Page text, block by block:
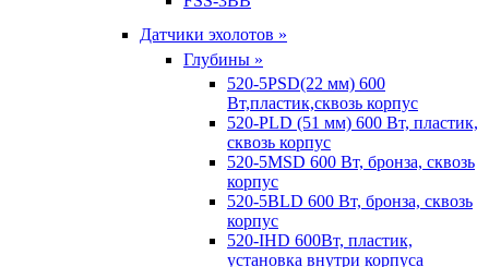
Датчики эхолотов »
Глубины »
520-5PSD(22 мм) 600
Вт,пластик,сквозь корпус
520-PLD (51 мм) 600 Вт, пластик,
сквозь корпус
520-5MSD 600 Вт, бронза, сквозь
корпус
520-5BLD 600 Вт, бронза, сквозь
корпус
520-IHD 600Вт, пластик,
установка внутри корпуса